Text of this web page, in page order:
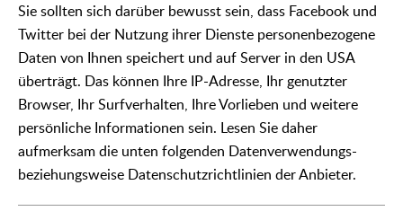
Sie sollten sich darüber bewusst sein, dass Facebook und
Twitter bei der Nutzung ihrer Dienste personenbezogene
Daten von Ihnen speichert und auf Server in den USA
überträgt. Das können Ihre IP-Adresse, Ihr genutzter
Browser, Ihr Surfverhalten, Ihre Vorlieben und weitere
persönliche Informationen sein. Lesen Sie daher
aufmerksam die unten folgenden Datenverwendungs-
beziehungsweise Datenschutzrichtlinien der Anbieter.